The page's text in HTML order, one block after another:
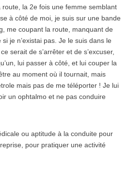
la 2e fois une femme semblant
à côté de moi, je suis sur une bande
me coupant la route, manquant de
je n’existai pas. Je le suis dans le
serait de s’arrêter et de s’excuser,
lui passer à côté, et lui couper la
au moment où il tournait, mais
mais pas de me téléporter ! Je lui
un ophtalmo et ne pas conduire
ou aptitude à la conduite pour
pour pratiquer une activité